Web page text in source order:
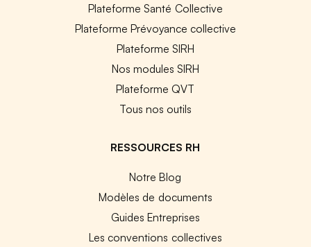
Plateforme Santé Collective
Plateforme Prévoyance collective
Plateforme SIRH
Nos modules SIRH
Plateforme QVT
Tous nos outils
RESSOURCES RH
Notre Blog
Modèles de documents
Guides Entreprises
Les conventions collectives